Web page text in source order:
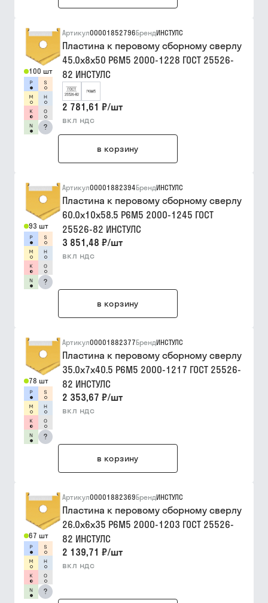
100 шт
?
Артикул00001852796БрендИНСТУЛС
Пластина к перовому сборному сверлу
45.0х8х50 Р6М5 2000-1228 ГОСТ 25526-
82 ИНСТУЛС
2 781,61 ₽/шт
вкл ндс
в корзину
93 шт
?
Артикул00001882394БрендИНСТУЛС
Пластина к перовому сборному сверлу
60.0х10х58.5 Р6М5 2000-1245 ГОСТ
25526-82 ИНСТУЛС
3 851,48 ₽/шт
вкл ндс
в корзину
78 шт
?
Артикул00001882377БрендИНСТУЛС
Пластина к перовому сборному сверлу
35.0х7х40.5 Р6М5 2000-1217 ГОСТ 25526-
82 ИНСТУЛС
2 353,67 ₽/шт
вкл ндс
в корзину
67 шт
?
Артикул00001882369БрендИНСТУЛС
Пластина к перовому сборному сверлу
26.0х6х35 Р6М5 2000-1203 ГОСТ 25526-
82 ИНСТУЛС
2 139,71 ₽/шт
вкл ндс